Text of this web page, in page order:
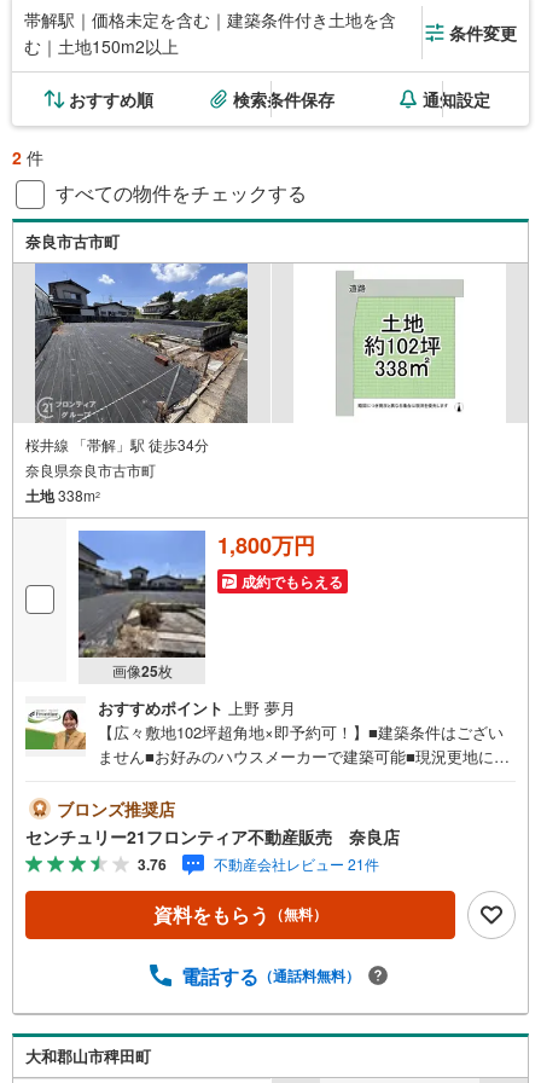
帯解駅｜価格未定を含む｜建築条件付き土地を含
む｜土地150m2以上
条件変更
おすすめ順 検索条件保存 通知設定
2 件
すべての物件をチェックする
奈良市古市町
桜井線 「帯解」駅 徒歩34分
奈良県奈良市古市町
土地338m2
画像25枚
1,800万円
成約でもらえる
おすすめポイント 上野 夢月
【広々敷地102坪超角地×即予約可！】■建築条件はござい
ません■お好みのハウスメーカーで建築可能■現況更地につ
徴・即時の引渡しに対応可能でスムーズにマイホーム計画
が始動できます・緑豊かな閑静な住宅街に位置し落ち着い
た住環境が広がります・2世帯住宅や庭付き一戸建てなど
様々な建築プランに対応するゆとりある広さ 立地・奈良市
立東市小学校まで徒歩約2分・奈良市立都南中学校まで徒歩
約30分 弊社が選ばれる理由 1.お金の扱い方のプロ、ファイ
などにも対応できる売却専門チームあり！3.たくさんの銀
能4.物件のお引渡し後に必要になったお家のリフォームも
弊社のリフォームプランナーがご提案5.定期的にご連絡を
繋ぎ、有事の際に迅速にサポートいたします弊社は専門家
ブロンズ推奨店
センチュリー21フロンティア不動産販売 奈良店
3.76 不動産会社レビュー 21件
資料をもらう （無料）
電話する （通話料無料）
大和郡山市稗田町